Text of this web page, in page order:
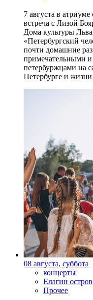
7 августа в
встреча с Лизой
Дома культуры
«Петербургский
почти домашние
примечательными
петербуржцами на
Петербурге и
08 августа, суббота
концерты
Елагин остров
Прочее